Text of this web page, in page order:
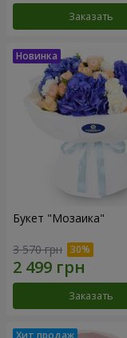
Заказать
Букет "Мозаика"
3 570 грн
Заказать